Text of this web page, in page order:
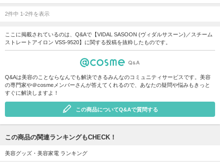
2件中 1-2件を表示
ここに掲載されているのは、Q&Aで【VIDAL SASOON (ヴィダルサスーン)／スチーム
ストレートアイロン VSS-9520】に関する投稿を抜粋したものです。
Q&Aは美容のことならなんでも解決できるみんなのコミュニティサービスです。美容
の専門家や＠cosmeメンバーさんが答えてくれるので、あなたの疑問や悩みもきっと
すぐに解決しますよ！
この商品についてQ&Aで質問する
この商品の関連ランキングもCHECK！
美容グッズ・美容家電 ランキング